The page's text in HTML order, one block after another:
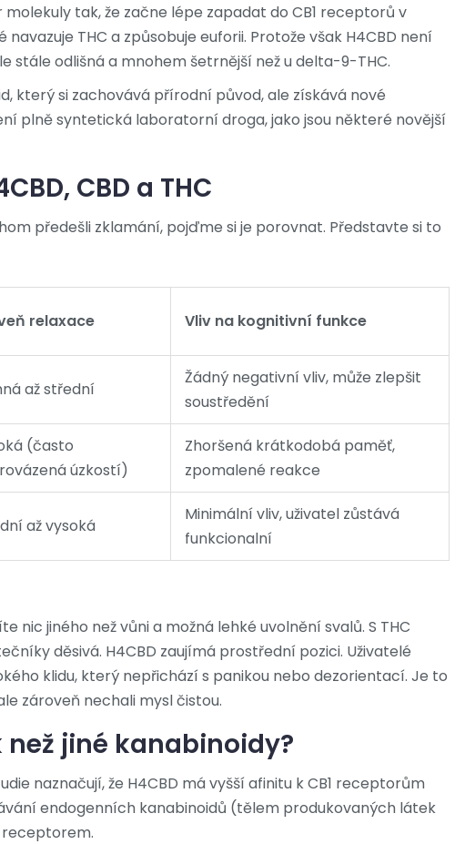
tak, že začne lépe zapadat do CB1 receptorů v
THC a způsobuje euforii. Protože však H4CBD není
stále odlišná a mnohem šetrnější než u delta-9-THC.
který si zachovává přírodní původ, ale získává nové
plně syntetická laboratorní droga, jako jsou některé novější
CBD a THC
předešli zklamání, pojďme si je porovnat. Představte si to
relaxace Vliv na kognitivní funkce
až střední
Žádný negativní vliv, může zlepšit
soustředění
(často
úzkostí)
Zhoršená krátkodobá paměť,
zpomalené reakce
až vysoká
Minimální vliv, uživatel zůstává
funkcionalní
nic jiného než vůni a možná lehké uvolnění svalů. S THC
děsivá. H4CBD zaujímá prostřední pozici. Uživatelé
klidu, který nepřichází s panikou nebo dezorientací. Je to
zároveň nechali mysl čistou.
než jiné kanabinoidy?
naznačují, že H4CBD má vyšší afinitu k CB1 receptorům
endogenních kanabinoidů (tělem produkovaných látek
receptorem.